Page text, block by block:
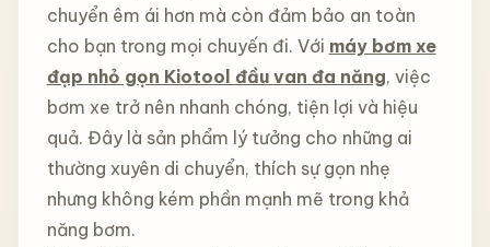
chuyển êm ái hơn mà còn đảm bảo an toàn
cho bạn trong mọi chuyến đi. Với máy bơm xe
đạp nhỏ gọn Kiotool đầu van đa năng, việc
bơm xe trở nên nhanh chóng, tiện lợi và hiệu
quả. Đây là sản phẩm lý tưởng cho những ai
thường xuyên di chuyển, thích sự gọn nhẹ
nhưng không kém phần mạnh mẽ trong khả
năng bơm.